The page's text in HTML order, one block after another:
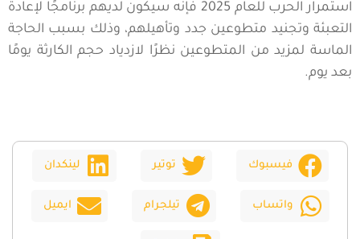
استمرار الحرب للعام 2025 فإنه سيكون لديهم برنامجًا لإعادة
التعبئة وتجنيد متطوعين جدد وتأهيلهم، وذلك بسبب الحاجة
الماسة لمزيد من المتطوعين نظرًا لازدياد حجم الكارثة يومًا
بعد يوم.
فيسبوك توتير لينكدان
واتساب تيلجرام ايميل